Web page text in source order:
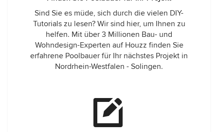
Sind Sie es müde, sich durch die vielen DIY-
Tutorials zu lesen? Wir sind hier, um Ihnen zu
helfen. Mit über 3 Millionen Bau- und
Wohndesign-Experten auf Houzz finden Sie
erfahrene Poolbauer für Ihr nächstes Projekt in
Nordrhein-Westfalen - Solingen.